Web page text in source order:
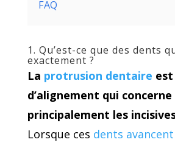
FAQ
1. Qu’est-ce que des dents
exactement ?
La protrusion dentaire
d’alignement qui concerne
principalement les
Lorsque ces dents avancent